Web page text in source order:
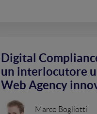
Digital
un interlocutore
Web Agency
Marco Bogliotti